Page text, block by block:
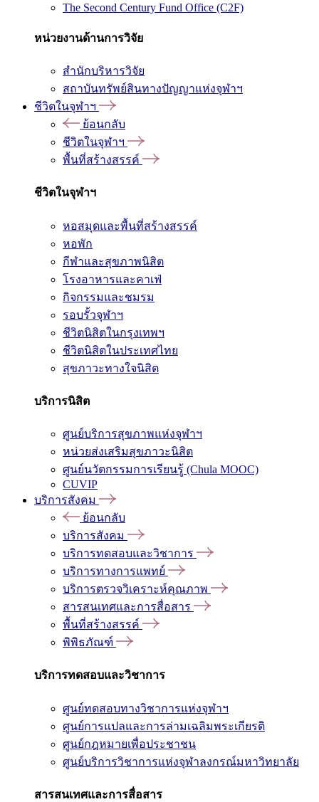
The Second Century Fund Office (C2F)
หน่วยงานด้านการวิจัย
สำนักบริหารวิจัย
สถาบันทรัพย์สินทางปัญญาแห่งจุฬาฯ
ชีวิตในจุฬาฯ
ย้อนกลับ
ชีวิตในจุฬาฯ
พื้นที่สร้างสรรค์
ชีวิตในจุฬาฯ
หอสมุดและพื้นที่สร้างสรรค์
หอพัก
กีฬาและสุขภาพนิสิต
โรงอาหารและคาเฟ่
กิจกรรมและชมรม
รอบรั้วจุฬาฯ
ชีวิตนิสิตในกรุงเทพฯ
ชีวิตนิสิตในประเทศไทย
สุขภาวะทางใจนิสิต
บริการนิสิต
ศูนย์บริการสุขภาพแห่งจุฬาฯ
หน่วยส่งเสริมสุขภาวะนิสิต
ศูนย์นวัตกรรมการเรียนรู้ (Chula MOOC)
CUVIP
บริการสังคม
ย้อนกลับ
บริการสังคม
บริการทดสอบและวิชาการ
บริการทางการแพทย์
บริการตรวจวิเคราะห์คุณภาพ
สารสนเทศและการสื่อสาร
พื้นที่สร้างสรรค์
พิพิธภัณฑ์
บริการทดสอบและวิชาการ
ศูนย์ทดสอบทางวิชาการแห่งจุฬาฯ
ศูนย์การแปลและการล่ามเฉลิมพระเกียรติ
ศูนย์กฎหมายเพื่อประชาชน
ศูนย์บริการวิชาการแห่งจุฬาลงกรณ์มหาวิทยาลัย
สารสนเทศและการสื่อสาร